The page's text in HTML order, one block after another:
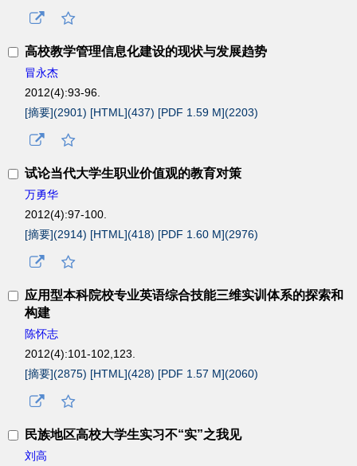
高校教学管理信息化建设的现状与发展趋势
冒永杰
2012(4):93-96.
[摘要](2901) [HTML](437) [PDF 1.59 M](2203)
试论当代大学生职业价值观的教育对策
万勇华
2012(4):97-100.
[摘要](2914) [HTML](418) [PDF 1.60 M](2976)
应用型本科院校专业英语综合技能三维实训体系的探索和
构建
陈怀志
2012(4):101-102,123.
[摘要](2875) [HTML](428) [PDF 1.57 M](2060)
民族地区高校大学生实习不“实”之我见
刘高